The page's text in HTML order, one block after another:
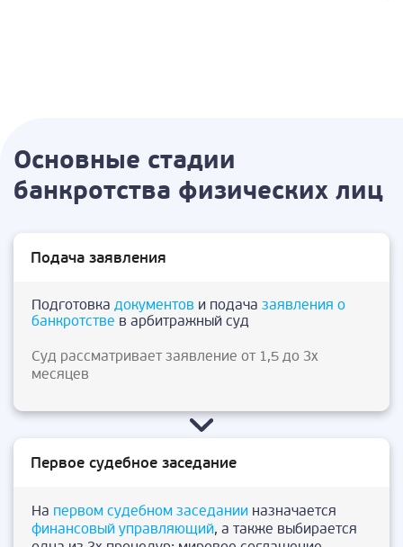
Основные стадии
банкротства физических лиц
Подача заявления
Подготовка документов и подача заявления о
банкротстве в арбитражный суд
Суд рассматривает заявление от 1,5 до 3х
месяцев
Первое судебное заседание
На первом судебном заседании назначается
финансовый управляющий, а также выбирается